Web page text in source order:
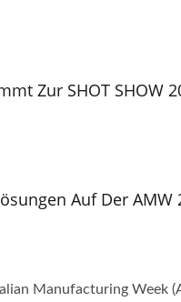
Zur SHOT SHOW
Auf Der AMW
Manufacturing Week